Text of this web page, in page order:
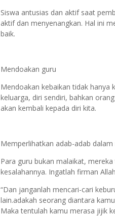
Siswa antusias dan aktif saat
aktif dan menyenangkan. Hal ini
baik.
Mendoakan guru
Mendoakan kebaikan tidak hanya
keluarga, diri sendiri, bahkan
akan kembali kepada diri kita.
Memperlihatkan adab-adab
Para guru bukan malaikat,
kesalahannya. Ingatlah firman
“Dan janganlah mencari-cari
lain.adakah seorang diantara
Maka tentulah kamu merasa jijik